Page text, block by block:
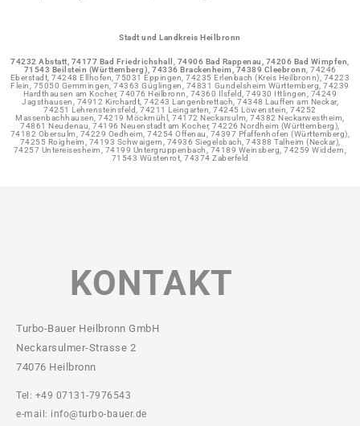
Stadt und Landkreis Heilbronn
74232 Abstatt, 74177 Bad Friedrichshall 74906 Bad Rappenau, 74206 Bad Wimpfen
71543 Beilstein (Württemberg), 74336 Brackenheim,
74389 Cleebronn , 74246
Eberstadt, 74248 Ellhofen, 75031 Eppingen, 74235 Erlenbach (Kreis Heilbronn), 74223
Flein, 75050 Gemmingen, 74363 Güglingen, 74831 Gundelsheim Württemberg, 74239
Hardthausen am Kocher, 74076 Heilbronn, 74360 Ilsfeld, 74930 Ittlingen, 74249
Jagsthausen, 74912 Kirchardt, 74243 Langenbrettach, 74348 Lauffen am Neckar,
74251 Lehrensteinsfeld, 74211 Leingarten, 74245 Löwenstein, 74252
Massenbachhausen, 74219 Möckmühl, 74172 Neckarsulm, 74382 Neckarwestheim,
74861 Neudenau, 74196 Neuenstadt am Kocher, 74226 Nordheim (Württemberg),
74182 Obersulm, 74229 Oedheim, 74254 Offenau, 74397 Pfaffenhofen (Württemberg),
74255 Roigheim, 74193 Schwaigern, 74936 Siegelsbach, 74388 Talheim (Neckar),
74257 Untereisesheim, 74199 Untergruppenbach, 74189 Weinsberg, 74259 Widdern,
71543 Wüstenrot, 74374 Zaberfeld
KONTAKT
Turbo-Bauer Heilbronn GmbH
Neckarsulmer-Strasse 2
74076 Heilbronn
Tel: +49 07131-7976543
e-mail: info@turbo-bauer.de